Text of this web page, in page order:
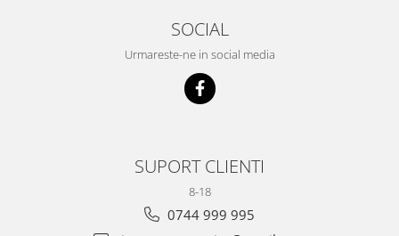
SOCIAL
Urmareste-ne in social media
SUPORT CLIENTI
8-18
0744 999 995